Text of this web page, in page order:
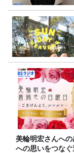
美輪明宏さんへ
への思いをつな